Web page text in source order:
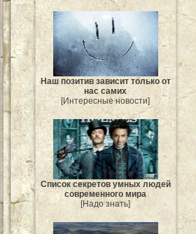
Наш позитив зависит только от
нас самих
[Интересные новости]
Список секретов умных людей
современного мира
[Надо знать]